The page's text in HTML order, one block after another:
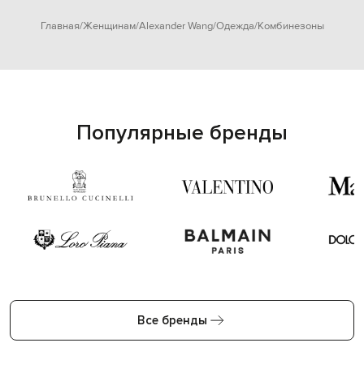
Главная Женщинам Alexander Wang Одежда Комбинезоны
Популярные бренды
Все бренды